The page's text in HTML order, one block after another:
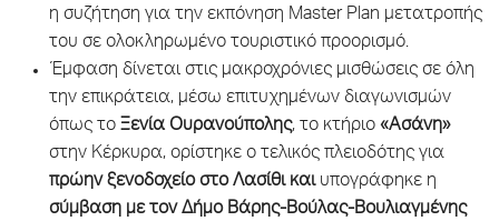
η συζήτηση για την εκπόνηση Master Plan μετατροπής
του σε ολοκληρωμένο τουριστικό προορισμό.
Έμφαση δίνεται στις μακροχρόνιες μισθώσεις σε όλη
την επικράτεια, μέσω επιτυχημένων διαγωνισμών
όπως το Ξενία Ουρανούπολης, το κτήριο «Ασάνη»
στην Κέρκυρα, ορίστηκε ο τελικός πλειοδότης για
πρώην ξενοδοχείο στο Λασίθι καιυπογράφηκε η
σύμβαση με τον Δήμο Βάρης-Βούλας-Βουλιαγμένης